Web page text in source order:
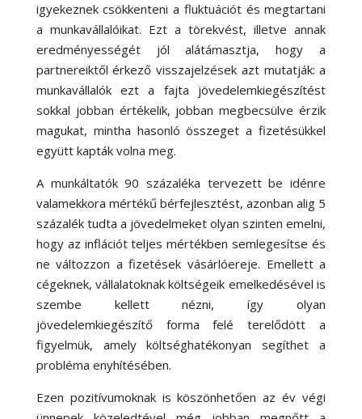
igyekeznek csökkenteni a fluktuációt és megtartani
a munkavállalóikat. Ezt a törekvést, illetve annak
eredményességét jól alátámasztja, hogy a
partnereiktől érkező visszajelzések azt mutatják: a
munkavállalók ezt a fajta jövedelemkiegészítést
sokkal jobban értékelik, jobban megbecsülve érzik
magukat, mintha hasonló összeget a fizetésükkel
együtt kapták volna meg.
A munkáltatók 90 százaléka tervezett be idénre
valamekkora mértékű bérfejlesztést, azonban alig 5
százalék tudta a jövedelmeket olyan szinten emelni,
hogy az inflációt teljes mértékben semlegesítse és
ne változzon a fizetések vásárlóereje. Emellett a
cégeknek, vállalatoknak költségeik emelkedésével is
szembe kellett nézni, így olyan
jövedelemkiegészítő forma felé terelődött a
figyelmük, amely költséghatékonyan segíthet a
probléma enyhítésében.
Ezen pozitívumoknak is köszönhetően az év végi